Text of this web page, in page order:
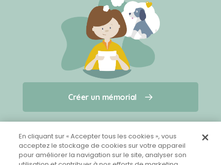
Créer un mémorial
Qui sommes-nous ?
Nous contacter
Partager sur Facebook
Créer un mémorial
En cliquant sur « Accepter tous les cookies », vous
acceptez le stockage de cookies sur votre appareil
pour améliorer la navigation sur le site, analyser son